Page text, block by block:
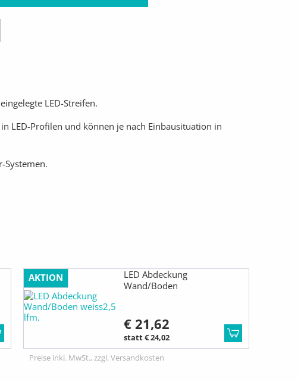
LED-Streifen.
LED-Profilen und können je nach Einbausituation in
Systemen.
AKTION
LED Abdeckung
Wand/Boden
€ 21,62
statt € 24,02
Preise inkl. MwSt., zzgl. Versandkosten